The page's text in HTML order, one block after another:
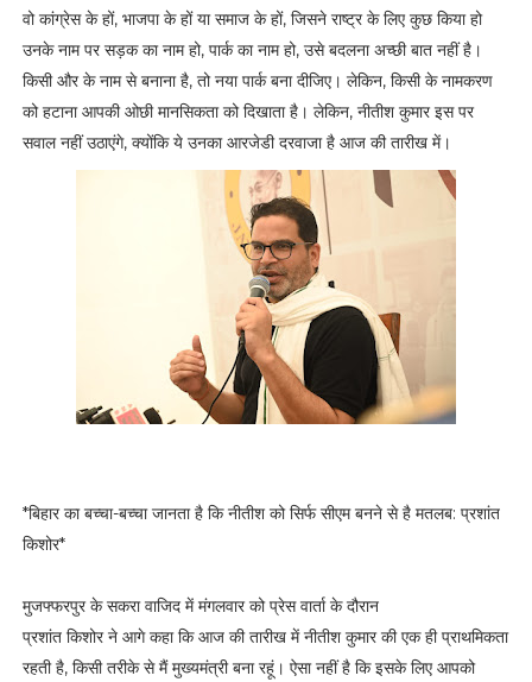
वो कांग्रेस के हों, भाजपा के हों या समाज के हों, जिसने राष्ट्र के लिए कुछ किया हो
उनके नाम पर सड़क का नाम हो, पार्क का नाम हो, उसे बदलना अच्छी बात नहीं है।
किसी और के नाम से बनाना है, तो नया पार्क बना दीजिए। लेकिन, किसी के नामकरण
को हटाना आपकी ओछी मानसिकता को दिखाता है। लेकिन, नीतीश कुमार इस पर
सवाल नहीं उठाएंगे, क्योंकि ये उनका आरजेडी दरवाजा है आज की तारीख में।
*बिहार का बच्चा-बच्चा जानता है कि नीतीश को सिर्फ सीएम बनने से है मतलब: प्रशांत
किशोर*
मुजफ्फरपुर के सकरा वाजिद में मंगलवार को प्रेस वार्ता के दौरान
प्रशांत किशोर ने आगे कहा कि आज की तारीख में नीतीश कुमार की एक ही प्राथमिकता
रहती है, किसी तरीके से मैं मुख्यमंत्री बना रहूं। ऐसा नहीं है कि इसके लिए आपको